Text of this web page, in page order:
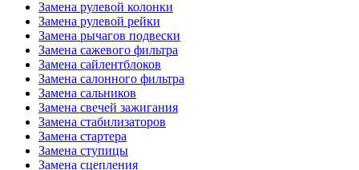
Замена рулевой колонки
Замена рулевой рейки
Замена рычагов подвески
Замена сажевого фильтра
Замена сайлентблоков
Замена салонного фильтра
Замена сальников
Замена свечей зажигания
Замена стабилизаторов
Замена стартера
Замена ступицы
Замена сцепления